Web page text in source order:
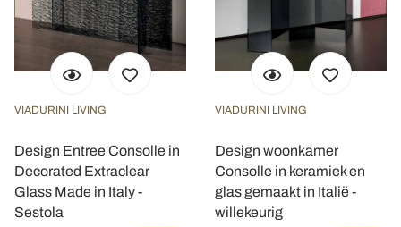
VIADURINI LIVING
Design Entree Consolle in
Decorated Extraclear
Glass Made in Italy -
Sestola
VIADURINI LIVING
Design woonkamer
Consolle in keramiek en
glas gemaakt in Italië -
willekeurig